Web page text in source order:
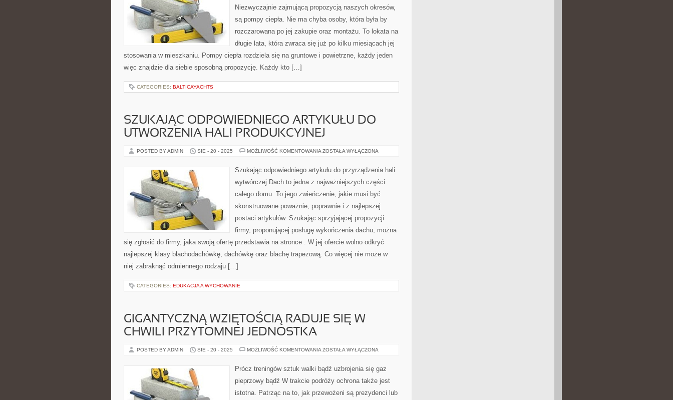
Niezwyczajnie zajmującą propozycją naszych okresów,
są pompy ciepła. Nie ma chyba osoby, która była by
rozczarowana po jej zakupie oraz montażu. To lokata na
długie lata, która zwraca się już po kilku miesiącach jej
stosowania w mieszkaniu. Pompy ciepła rozdziela się na gruntowe i powietrzne, każdy jeden
więc znajdzie dla siebie sposobną propozycję. Każdy kto […]
CATEGORIES: BALTICAYACHTS
SZUKAJĄC ODPOWIEDNIEGO ARTYKUŁU DO
UTWORZENIA HALI PRODUKCYJNEJ
POSTED BY ADMIN SIE - 20 - 2025 MOŻLIWOŚĆ KOMENTOWANIA SZUKAJĄC
DO
UTWORZENIA
PRODUKCYJNEJ
ZOSTAŁA WYŁĄCZONA
Szukając odpowiedniego artykułu do przyrządzenia hali
wytwórczej Dach to jedna z najważniejszych części
całego domu. To jego zwieńczenie, jakie musi być
skonstruowane poważnie, poprawnie i z najlepszej
postaci artykułów. Szukając sprzyjającej propozycji
firmy, proponującej posługę wykończenia dachu, można
się zgłosić do firmy, jaka swoją ofertę przedstawia na stronce . W jej ofercie wolno odkryć
najlepszej klasy blachodachówkę, dachówkę oraz blachę trapezową. Co więcej nie może w
niej zabraknąć odmiennego rodzaju […]
CATEGORIES: EDUKACJA A WYCHOWANIE
GIGANTYCZNĄ WZIĘTOŚCIĄ RADUJE SIĘ W
CHWILI PRZYTOMNEJ JEDNOSTKA
POSTED BY ADMIN SIE - 20 - 2025 MOŻLIWOŚĆ KOMENTOWANIA GIGANTYCZNĄ
SIĘ
W
PRZYTOMNEJ
ZOSTAŁA WYŁĄCZONA
Prócz treningów sztuk walki bądź uzbrojenia się gaz
pieprzowy bądź W trakcie podróży ochrona także jest
istotna. Patrząc na to, jak przewożeni są prezydenci lub